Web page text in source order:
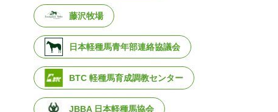
藤沢牧場
日本軽種馬青年部連絡協議会
BTC 軽種馬育成調教センター
JBBA 日本軽種馬協会